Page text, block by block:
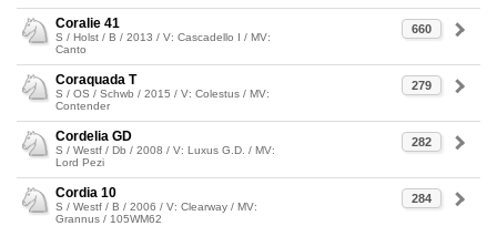
660
Coralie 41
S / Holst / B / 2013 / V: Cascadello I / MV:
Canto
279
Coraquada T
S / OS / Schwb / 2015 / V: Colestus / MV:
Contender
282
Cordelia GD
S / Westf / Db / 2008 / V: Luxus G.D. / MV:
Lord Pezi
284
Cordia 10
S / Westf / B / 2006 / V: Clearway / MV:
Grannus / 105WM62